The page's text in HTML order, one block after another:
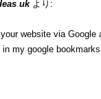
uk より:
website via
my google bookmarks.